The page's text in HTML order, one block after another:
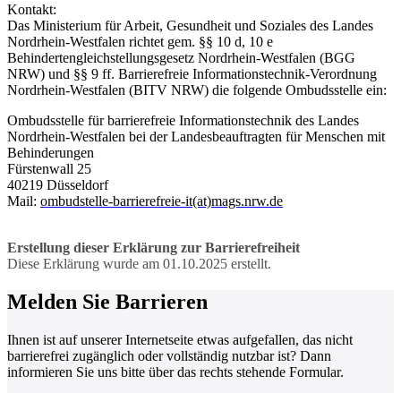
Kontakt:
Das Ministerium für Arbeit, Gesundheit und Soziales des Landes
Nordrhein-Westfalen richtet gem. §§ 10 d, 10 e
Behindertengleichstellungsgesetz Nordrhein-Westfalen (BGG
NRW) und §§ 9 ff. Barrierefreie Informationstechnik-Verordnung
Nordrhein-Westfalen (BITV NRW) die folgende Ombudsstelle ein:
Ombudsstelle für barrierefreie Informationstechnik des Landes
Nordrhein-Westfalen bei der Landesbeauftragten für Menschen mit
Behinderungen
Fürstenwall 25
40219 Düsseldorf
Mail: ombudstelle-barrierefreie-it(at)mags.nrw.de
Erstellung dieser Erklärung zur Barrierefreiheit
Diese Erklärung wurde am 01.10.2025 erstellt.
Melden Sie Barrieren
Ihnen ist auf unserer Internetseite etwas aufgefallen, das nicht
barrierefrei zugänglich oder vollständig nutzbar ist? Dann
informieren Sie uns bitte über das rechts stehende Formular.